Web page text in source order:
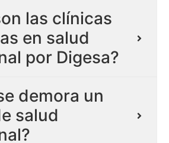
las clínicas
en salud
por Digesa?
demora un
salud